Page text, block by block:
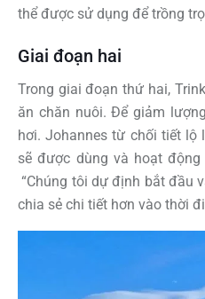
thể được sử dụng để trồng
Giai đoạn hai
Trong giai đoạn thứ hai,
ăn chăn nuôi. Để giảm
hơi. Johannes từ chối tiết lộ
sẽ được dùng và hoạt
“Chúng tôi dự định bắt đầu
chia sẻ chi tiết hơn vào thời